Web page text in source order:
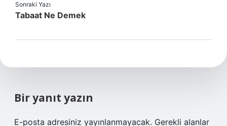
Sonraki Yazı
Tabaat Ne Demek
Bir yanıt yazın
E-posta adresiniz yayınlanmayacak. Gerekli alanlar